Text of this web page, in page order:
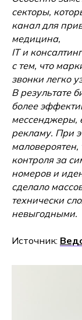
секторы,
канал для
медицина,
IT и
с тем, что
звонки легко
В результате
более
мессенджеры,
рекламу. При
контроля за
номеров и
сделало
технически
невыгодными.
Источник: